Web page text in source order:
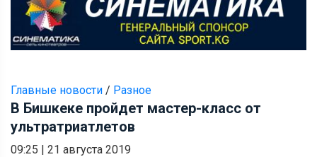
Главные новости / Разное
В Бишкеке пройдет мастер-класс от
ультратриатлетов
09:25 | 21 августа 2019